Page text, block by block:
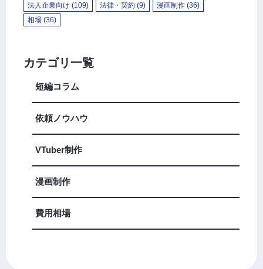
法人企業向け (109) 法律・契約 (9) 漫画制作 (36)
相場 (36)
カテゴリ一覧
短編コラム
依頼ノウハウ
VTuber制作
漫画制作
費用相場